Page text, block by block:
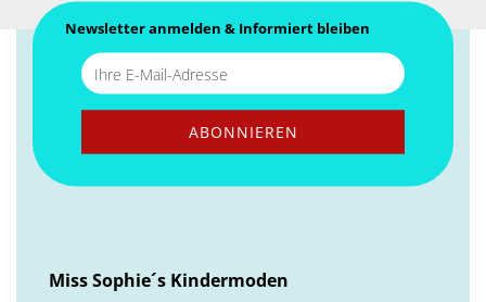
Newsletter anmelden & Informiert bleiben
Miss Sophie´s Kindermoden